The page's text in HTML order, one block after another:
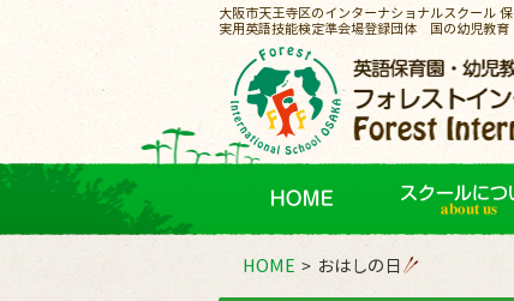
大阪市天王寺区のインターナショナルスクール
実用英語技能検定準会場登録団体 国の幼児教育
HOME おはしの日